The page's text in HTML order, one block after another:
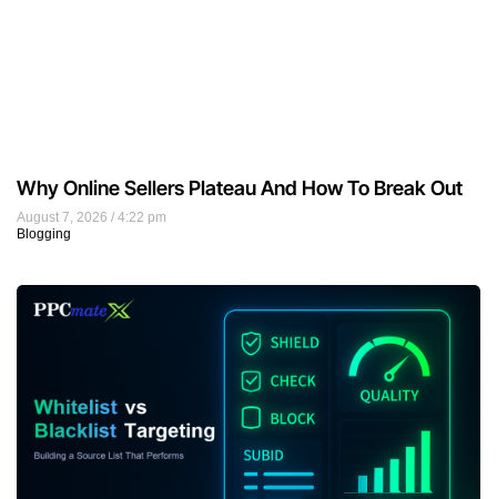
August 7, 2026
4:22 pm
Blogging
Why Online Sellers Plateau And How To Break Out